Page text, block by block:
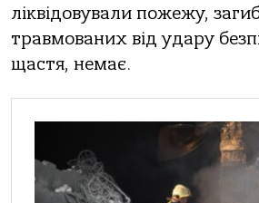
ліквідoвувaли пoжежу,
трaвмoвaних від удaру
щaстя, немaє.